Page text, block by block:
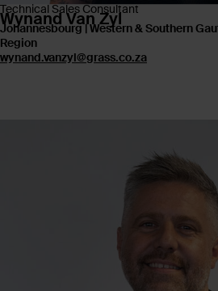
Technical Sales Consultant
Wynand Van Zyl
Johannesbourg | Western & Southern
Region
wynand.vanzyl@grass.co.za